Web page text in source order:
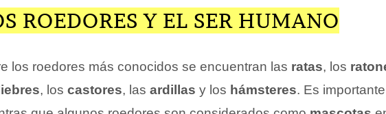
ROEDORES Y EL SER HUMANO
los roedores más conocidos se encuentran las ratas, los
, los castores, las ardillas y los hámsteres. Es